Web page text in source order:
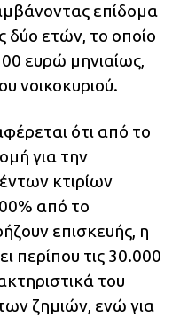
επίδομα
δύο ετών, το οποίο
ευρώ μηνιαίως,
νοικοκυριού.
ότι από το
για την
κτιρίων
από το
επισκευής, η
περίπου τις 30.000
του
ζημιών, ενώ για